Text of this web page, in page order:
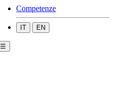
Competenze
IT EN
☰